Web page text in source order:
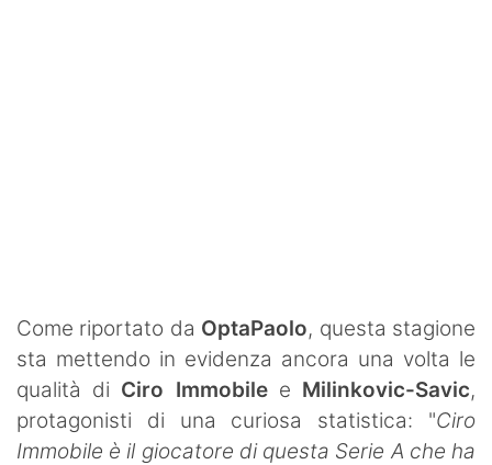
Come riportato da OptaPaolo, questa stagione
sta mettendo in evidenza ancora una volta le
qualità di Ciro Immobilee Milinkovic-Savic,
protagonisti di una curiosa statistica: "Ciro
Immobile è il giocatore di questa Serie A che ha